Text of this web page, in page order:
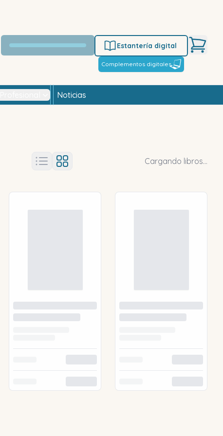
Estantería digital
Complementos digitales
Noticias
Cargando libros...